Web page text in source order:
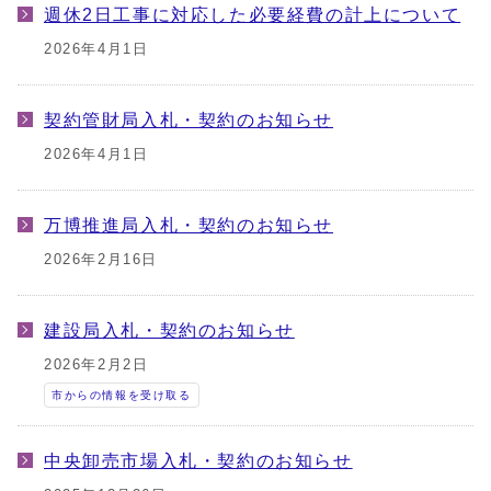
週休2日工事に対応した必要経費の計上について
2026年4月1日
契約管財局入札・契約のお知らせ
2026年4月1日
万博推進局入札・契約のお知らせ
2026年2月16日
建設局入札・契約のお知らせ
2026年2月2日
市からの情報を受け取る
中央卸売市場入札・契約のお知らせ